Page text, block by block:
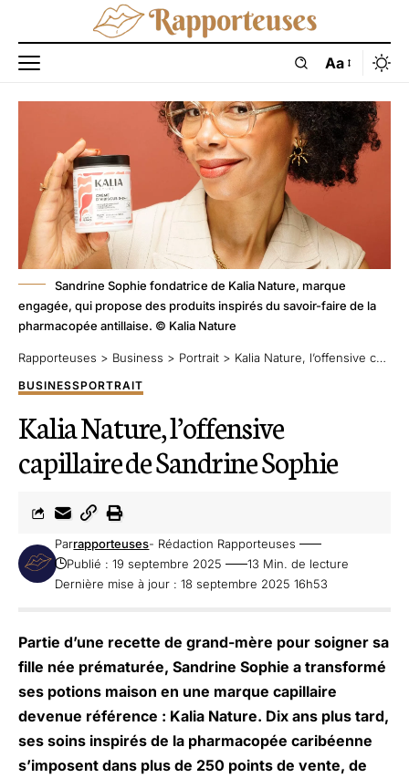
Aa
Sandrine Sophie fondatrice de Kalia Nature, marque
engagée, qui propose des produits inspirés du savoir-faire de la
pharmacopée antillaise. © Kalia Nature
Rapporteuses > Business > Portrait > Kalia Nature, l’offensive capillaire de Sandrine Sophie
BUSINESSPORTRAIT
Kalia Nature, l’offensive
capillaire de Sandrine Sophie
Dernière mise à jour : 18 septembre 2025 16h53
Parrapporteuses- Rédaction Rapporteuses
Publié : 19 septembre 2025
13 Min. de lecture
Partie d’une recette de grand-mère pour soigner sa
fille née prématurée, Sandrine Sophie a transformé
ses potions maison en une marque capillaire
devenue référence : Kalia Nature. Dix ans plus tard,
ses soins inspirés de la pharmacopée caribéenne
s’imposent dans plus de 250 points de vente, de